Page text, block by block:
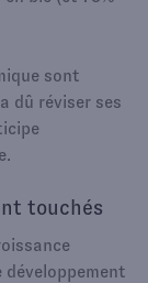
sont
dû réviser ses
touchés
développement